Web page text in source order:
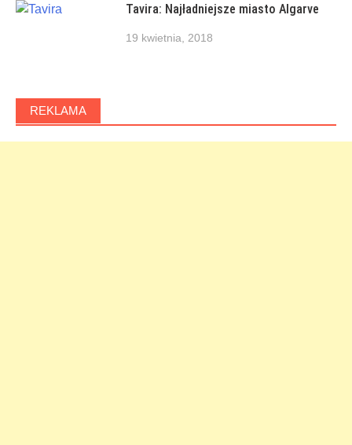
Tavira: Najładniejsze miasto Algarve
19 kwietnia, 2018
REKLAMA